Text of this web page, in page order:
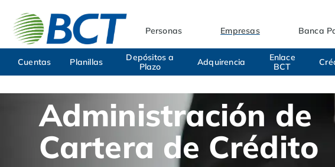
Personas Empresas Banca
Cuentas Planillas
Depósitos a
Plazo
Adquirencia
Enlace
BCT
Administración de
Cartera de Crédito